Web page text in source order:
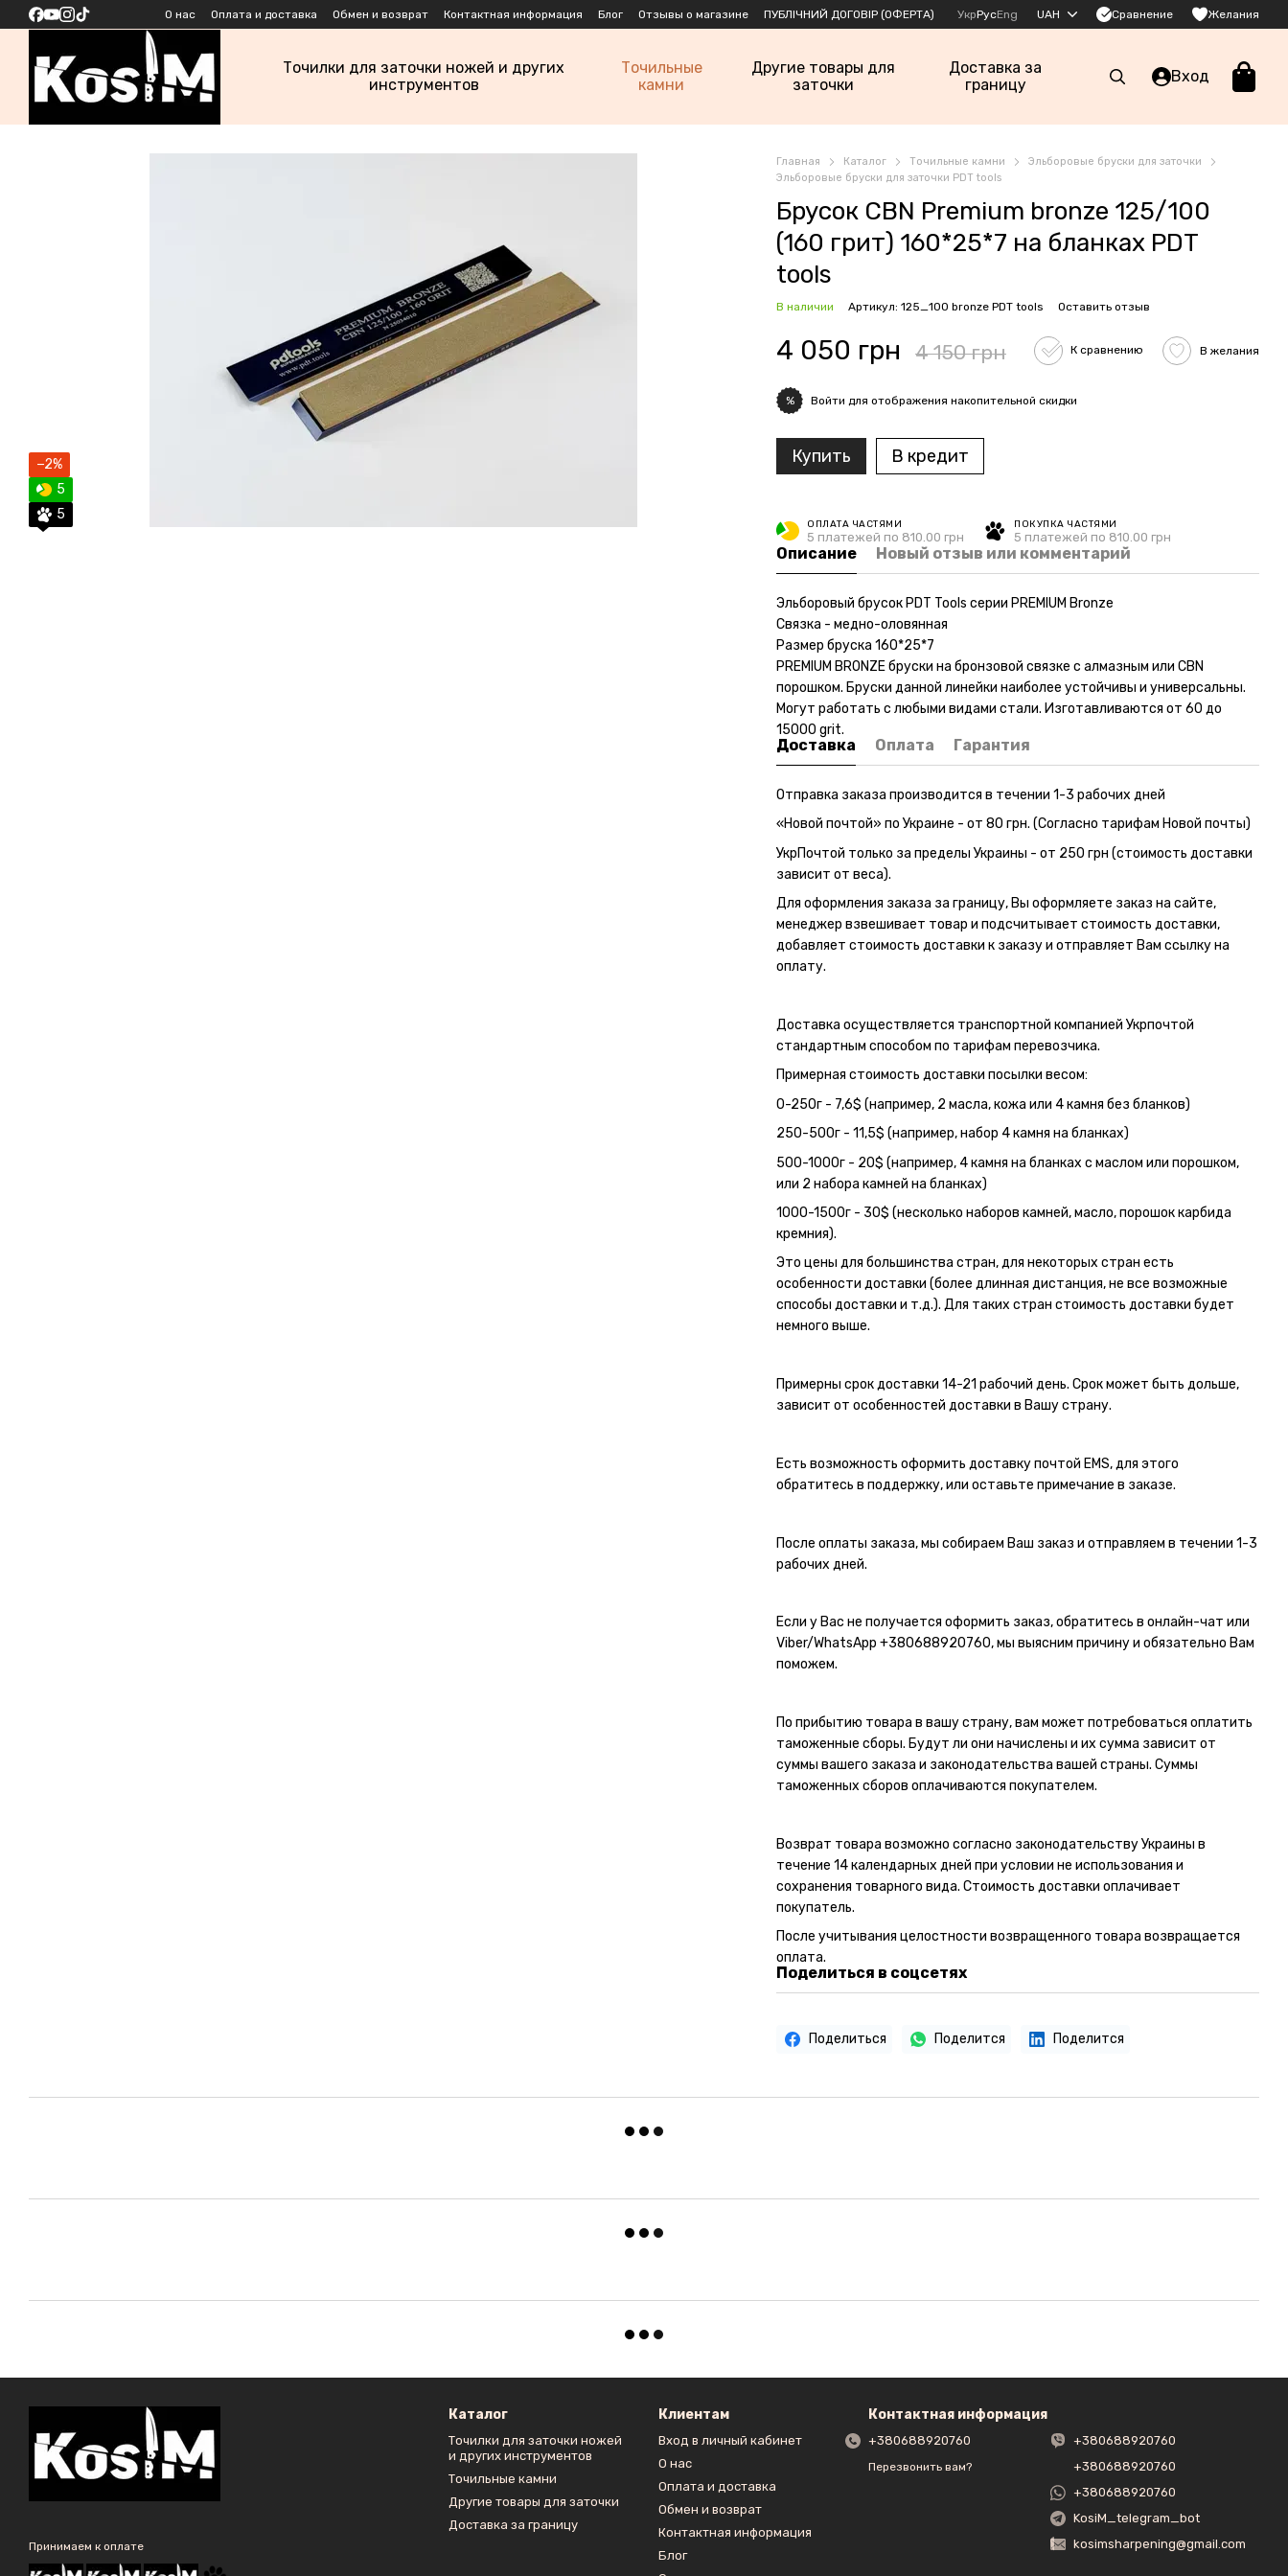
Перейти к основному контенту
О нас Оплата и доставка Обмен и возврат Контактная информация Блог Отзывы о магазине ПУБЛІЧНИЙ ДОГОВІР (ОФЕРТА) УкрРусEng UAH Сравнение Желания
Точилки для заточки ножей и других
инструментов
Точильные
камни
Другие товары для
заточки
Доставка за
границу
Вход
−2%
5
5
Главная Каталог Точильные камни
Эльборовые бруски для заточки
Эльборовые бруски для заточки PDT tools
Брусок CBN Premium bronze 125/100
(160 грит) 160*25*7 на бланках PDT
tools
В наличии Артикул: 125_100 bronze PDT tools Оставить отзыв
4 050 грн 4 150 грн К сравнению В желания
% Войти для отображения накопительной скидки
Купить В кредит
ОПЛАТА ЧАСТЯМИ
5 платежей по 810.00 грн
ПОКУПКА ЧАСТЯМИ
5 платежей по 810.00 грн
Описание Новый отзыв или комментарий
Эльборовый брусок PDT Tools серии PREMIUM Bronze
Связка - медно-оловянная
Размер бруска 160*25*7
PREMIUM BRONZE бруски на бронзовой связке с алмазным или CBN
порошком. Бруски данной линейки наиболее устойчивы и универсальны.
Могут работать с любыми видами стали. Изготавливаются от 60 до
15000 grit.
Доставка Оплата Гарантия
Отправка заказа производится в течении 1-3 рабочих дней
«Новой почтой» по Украине - от 80 грн. (Согласно тарифам Новой почты)
УкрПочтой только за пределы Украины - от 250 грн (стоимость доставки
зависит от веса).
Для оформления заказа за границу, Вы оформляете заказ на сайте,
менеджер взвешивает товар и подсчитывает стоимость доставки,
добавляет стоимость доставки к заказу и отправляет Вам ссылку на
оплату.
Доставка осуществляется транспортной компанией Укрпочтой
стандартным способом по тарифам перевозчика.
Примерная стоимость доставки посылки весом:
0-250г - 7,6$ (например, 2 масла, кожа или 4 камня без бланков)
250-500г - 11,5$ (например, набор 4 камня на бланках)
500-1000г - 20$ (например, 4 камня на бланках с маслом или порошком,
или 2 набора камней на бланках)
1000-1500г - 30$ (несколько наборов камней, масло, порошок карбида
кремния).
Это цены для большинства стран, для некоторых стран есть
особенности доставки (более длинная дистанция, не все возможные
способы доставки и т.д.). Для таких стран стоимость доставки будет
немного выше.
Примерны срок доставки 14-21 рабочий день. Срок может быть дольше,
зависит от особенностей доставки в Вашу страну.
Есть возможность оформить доставку почтой EMS, для этого
обратитесь в поддержку, или оставьте примечание в заказе.
После оплаты заказа, мы собираем Ваш заказ и отправляем в течении 1-3
рабочих дней.
Если у Вас не получается оформить заказ, обратитесь в онлайн-чат или
Viber/WhatsApp+380688920760, мы выясним причину и обязательно Вам
поможем.
По прибытию товара в вашу страну, вам может потребоваться оплатить
таможенные сборы. Будут ли они начислены и их сумма зависит от
суммы вашего заказа и законодательства вашей страны. Суммы
таможенных сборов оплачиваются покупателем.
Возврат товара возможно согласно законодательству Украины в
течение 14 календарных дней при условии не использования и
сохранения товарного вида. Стоимость доставки оплачивает
покупатель.
После учитывания целостности возвращенного товара возвращается
оплата.
Поделиться в соцсетях
Поделиться Поделится Поделится
Принимаем к оплате
Каталог
Точилки для заточки ножей
и других инструментов
Точильные камни
Другие товары для заточки
Доставка за границу
Клиентам
Вход в личный кабинет
О нас
Оплата и доставка
Обмен и возврат
Контактная информация
Блог
Контактная информация
+380688920760
Перезвонить вам?
+380688920760
+380688920760
+380688920760
KosiM_telegram_bot
kosimsharpening@gmail.com